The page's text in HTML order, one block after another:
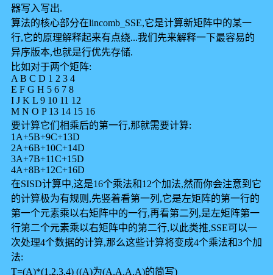
器写入写出.
算法的核心部分在lincomb_SSE,它是计算新矩阵中的某一
行,它的原理解释起来有点绕...我们先来解释一下最容易的
异序版本,也就是行优先存储.
比如对于两个矩阵:
A B C D 1 2 3 4
E F G H 5 6 7 8
I J K L 9 10 11 12
M N O P 13 14 15 16
要计算它们相乘后的第一行,那就需要计算:
1A+5B+9C+13D
2A+6B+10C+14D
3A+7B+11C+15D
4A+8B+12C+16D
在SISD计算中,这是16个乘法和12个加法,然而你会注意到它
的计算极为有规则,先竖着看第一列,它是左矩阵的第一行的
第一个元素乘以右矩阵中的一行,再看第二列,是左矩阵第一
行第二个元素乘以右矩阵中的第二行,以此类推,SSE可以一
次处理4个数据的计算,那么这些计算将变成4个乘法和3个加
法:
T=(A)*(1,2,3,4) ((A)为(A,A,A,A)的简写)